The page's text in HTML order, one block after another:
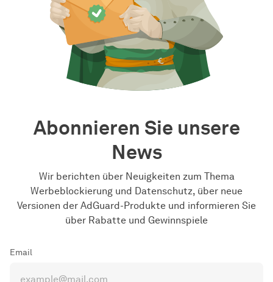
Abonnieren Sie unsere
News
Wir berichten über Neuigkeiten zum Thema
Werbeblockierung und Datenschutz, über neue
Versionen der AdGuard-Produkte und informieren Sie
über Rabatte und Gewinnspiele
Email